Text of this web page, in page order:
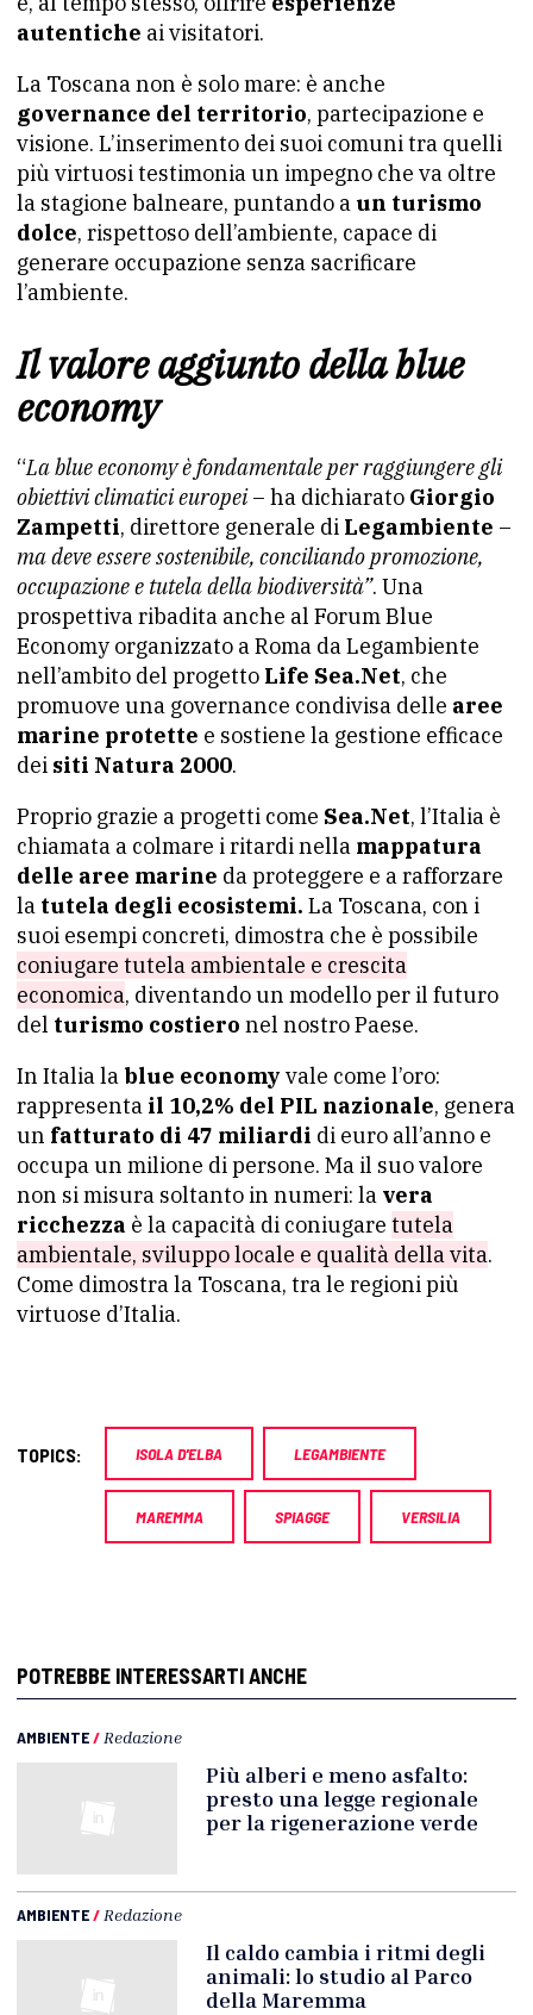
autentiche ai visitatori.
La Toscana non è solo mare: è anche
governance del territorio, partecipazione e
visione. L’inserimento dei suoi comuni tra quelli
più virtuosi testimonia un impegno che va oltre
la stagione balneare, puntando a un turismo
dolce, rispettoso dell’ambiente, capace di
generare occupazione senza sacrificare
l’ambiente.
Il valore aggiunto della blue
economy
“La blue economy è fondamentale per raggiungere gli
obiettivi climatici europei– ha dichiarato Giorgio
Zampetti, direttore generale di Legambiente –
ma deve essere sostenibile, conciliando promozione,
occupazione e tutela della biodiversità”. Una
prospettiva ribadita anche al Forum Blue
Economy organizzato a Roma da Legambiente
nell’ambito del progetto Life Sea.Net, che
promuove una governance condivisa delle aree
marine protette e sostiene la gestione efficace
dei siti Natura 2000.
Proprio grazie a progetti come Sea.Net, l’Italia è
chiamata a colmare i ritardi nella mappatura
delle aree marine da proteggere e a rafforzare
la tutela degli ecosistemi. La Toscana, con i
suoi esempi concreti, dimostra che è possibile
coniugare tutela ambientale e crescita
economica, diventando un modello per il futuro
del turismo costiero nel nostro Paese.
In Italia la blue economy vale come l’oro:
rappresenta il 10,2% del PIL nazionale, genera
un fatturato di 47 miliardi di euro all’anno e
occupa un milione di persone. Ma il suo valore
non si misura soltanto in numeri: la vera
ricchezza è la capacità di coniugare tutela
ambientale, sviluppo locale e qualità della vita.
Come dimostra la Toscana, tra le regioni più
virtuose d’Italia.
TOPICS: ISOLA D'ELBA LEGAMBIENTE
MAREMMA SPIAGGE VERSILIA
POTREBBE INTERESSARTI ANCHE
AMBIENTE/ Redazione
Più alberi e meno asfalto:
presto una legge regionale
per la rigenerazione verde
AMBIENTE/ Redazione
Il caldo cambia i ritmi degli
animali: lo studio al Parco
della Maremma